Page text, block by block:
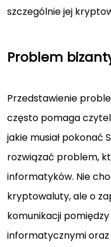
szczególnie jej
Problem
Przedstawienie
często pomaga
jakie musiał pokonać
rozwiązać problem,
informatyków. Nie
kryptowaluty, ale o
komunikacji
informatycznymi